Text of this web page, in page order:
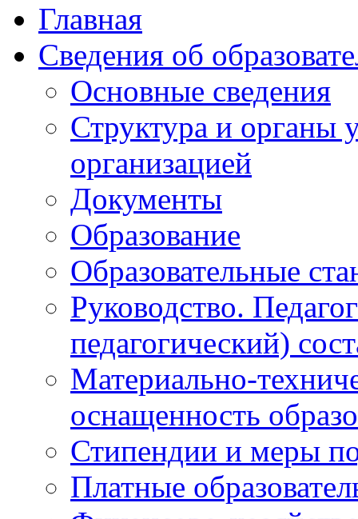
Главная
Сведения об
Основные сведения
Структура и органы
организацией
Документы
Образование
Образовательные
Руководство.
педагогический)
Материально-
оснащенность
Стипендии и меры
Платные